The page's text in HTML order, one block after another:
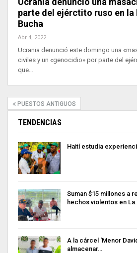
parte del ejérctito ruso en
Bucha
Abr 4, 2022
Ucrania denunció este domingo una
civiles y un «genocidio» por parte del
que…
PUESTOS ANTIGUOS
TENDENCIAS
Haití estudia
Suman $15 millones a
hechos violentos en
A la cárcel ‘Menor
almacenar…